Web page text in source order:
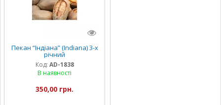
Пекан “Індіана” (Indiana) 3-х
річний
Код: AD-1838
В наявності
350,00 грн.